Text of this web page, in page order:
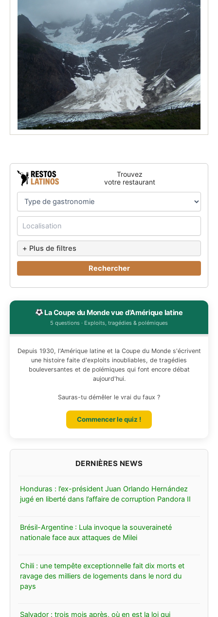
Trouvez
votre restaurant
+ Plus de filtres
Rechercher
La Coupe du Monde vue d'Amérique latine
5 questions · Exploits, tragédies & polémiques
Depuis 1930, l'Amérique latine et la Coupe du Monde s'écrivent
une histoire faite d'exploits inoubliables, de tragédies
bouleversantes et de polémiques qui font encore débat
aujourd'hui.
Sauras-tu démêler le vrai du faux ?
Commencer le quiz !
Honduras : l’ex-président Juan Orlando Hernández
jugé en liberté dans l’affaire de corruption Pandora II
Brésil-Argentine : Lula invoque la souveraineté
nationale face aux attaques de Milei
Chili : une tempête exceptionnelle fait dix morts et
ravage des milliers de logements dans le nord du
pays
Salvador : trois mois après, où en est la loi qui